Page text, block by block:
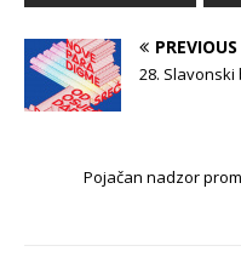
PREVIOUS
28.
Pojačan nadzor